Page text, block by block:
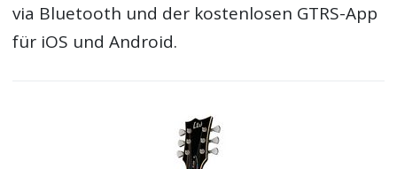
via Bluetooth und der kostenlosen GTRS-App
für iOS und Android.